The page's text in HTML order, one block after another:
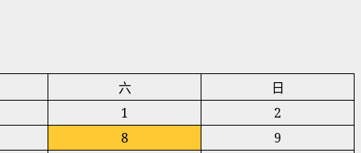
六
日
1
2
8
9